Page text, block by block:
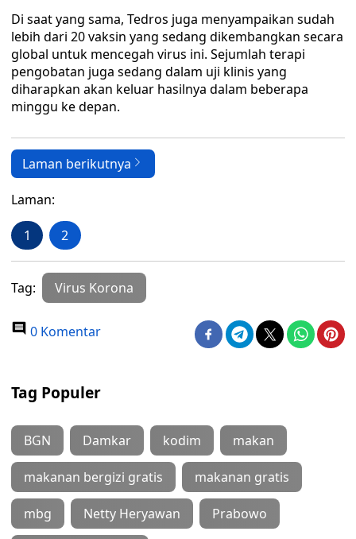
Di saat yang sama, Tedros juga menyampaikan sudah
lebih dari 20 vaksin yang sedang dikembangkan secara
global untuk mencegah virus ini. Sejumlah terapi
pengobatan juga sedang dalam uji klinis yang
diharapkan akan keluar hasilnya dalam beberapa
minggu ke depan.
Laman berikutnya
Laman:
1 2
Tag: Virus Korona
0 Komentar
Tag Populer
BGN Damkar kodim makan
makanan bergizi gratis makanan gratis
mbg Netty Heryawan Prabowo